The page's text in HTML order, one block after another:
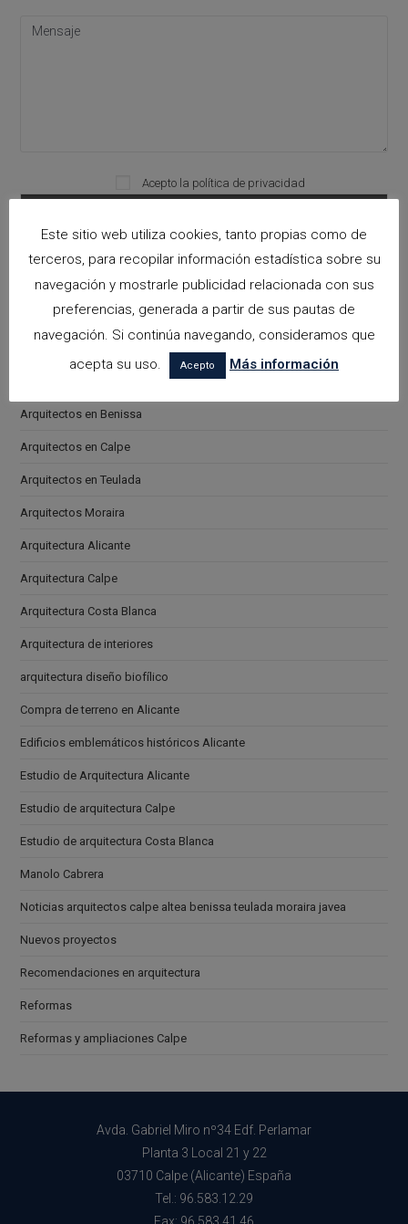
Please leave this field empty.
Acepto la política de privacidad
arquitectora espacios biofilicos
Arquitectos en Benissa
Arquitectos en Calpe
Arquitectos en Teulada
Arquitectos Moraira
Arquitectura Alicante
Arquitectura Calpe
Arquitectura Costa Blanca
Arquitectura de interiores
arquitectura diseño biofílico
Compra de terreno en Alicante
Edificios emblemáticos históricos Alicante
Estudio de Arquitectura Alicante
Estudio de arquitectura Calpe
Estudio de arquitectura Costa Blanca
Manolo Cabrera
Noticias arquitectos calpe altea benissa teulada moraira javea
Nuevos proyectos
Recomendaciones en arquitectura
Reformas
Reformas y ampliaciones Calpe
Avda. Gabriel Miro nº34 Edf. Perlamar
Planta 3 Local 21 y 22
03710 Calpe (Alicante) España
Tel.: 96.583.12.29
Este sitio web utiliza cookies, tanto propias como de
terceros, para recopilar información estadística sobre su
navegación y mostrarle publicidad relacionada con sus
preferencias, generada a partir de sus pautas de
navegación. Si continúa navegando, consideramos que
acepta su uso.
Acepto Más información